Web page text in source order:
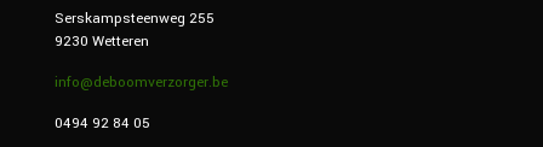
Serskampsteenweg 255
9230 Wetteren
info@deboomverzorger.be
0494 92 84 05